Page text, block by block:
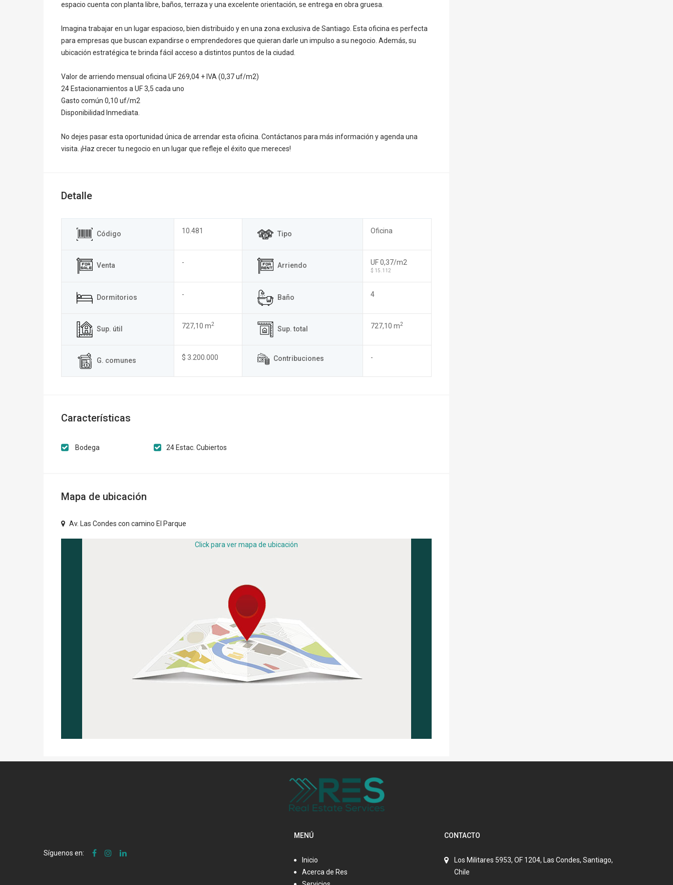
espacio cuenta con planta libre, baños, terraza y una excelente orientación, se entrega en obra gruesa.
Imagina trabajar en un lugar espacioso, bien distribuido y en una zona exclusiva de Santiago. Esta oficina es perfecta
para empresas que buscan expandirse o emprendedores que quieran darle un impulso a su negocio. Además, su
ubicación estratégica te brinda fácil acceso a distintos puntos de la ciudad.
Valor de arriendo mensual oficina UF 269,04 + IVA (0,37 uf/m2)
24 Estacionamientos a UF 3,5 cada uno
Gasto común 0,10 uf/m2
Disponibilidad Inmediata.
No dejes pasar esta oportunidad única de arrendar esta oficina. Contáctanos para más información y agenda una
visita. ¡Haz crecer tu negocio en un lugar que refleje el éxito que mereces!
Detalle
Código 10.481 Tipo Oficina
Venta - Arriendo UF 0,37/m2
$ 15.112
Dormitorios - Baño 4
Sup. útil 727,10 m2
Sup. total 727,10 m2
G. comunes $ 3.200.000 Contribuciones -
Características
Bodega 24 Estac. Cubiertos
Mapa de ubicación
Av. Las Condes con camino El Parque
Click para ver mapa de ubicación
Síguenos en:
MENÚ
Inicio
Acerca de Res
CONTACTO
Los Militares 5953, OF 1204, Las Condes, Santiago,
Chile